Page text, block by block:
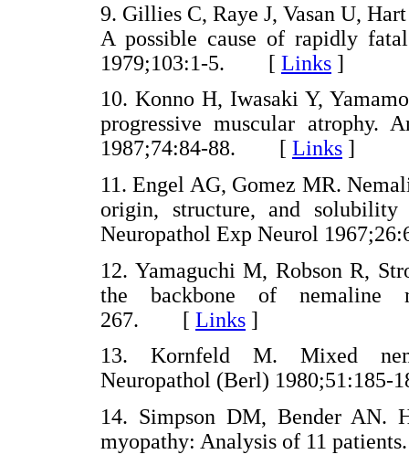
9. Gillies C, Raye J, Vasan U,
A possible cause of rapidly
1979;103:1-5. [ Links ]
10. Konno H, Iwasaki Y,
progressive muscular atrophy.
1987;74:84-88. [ Links ]
11. Engel AG, Gomez MR.
origin, structure, and
Neuropathol Exp Neurol
12. Yamaguchi M, Robson R,
the backbone of nemaline
267. [ Links ]
13. Kornfeld M. Mixed
Neuropathol (Berl)
14. Simpson DM, Bender AN.
myopathy: Analysis of 11